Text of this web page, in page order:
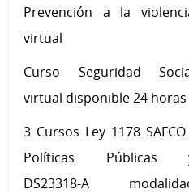
Prevención a la
virtual
Curso Seguridad
virtual disponible 24 horas
3 Cursos Ley 1178
Políticas Públicas
DS23318-A